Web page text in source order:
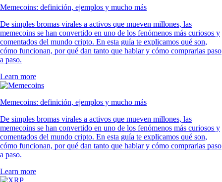
Memecoins: definición, ejemplos y mucho más
De simples bromas virales a activos que mueven millones, las
memecoins se han convertido en uno de los fenómenos más curiosos y
comentados del mundo cripto. En esta guía te explicamos qué son,
cómo funcionan, por qué dan tanto que hablar y cómo comprarlas paso
a paso.
Learn more
Memecoins: definición, ejemplos y mucho más
De simples bromas virales a activos que mueven millones, las
memecoins se han convertido en uno de los fenómenos más curiosos y
comentados del mundo cripto. En esta guía te explicamos qué son,
cómo funcionan, por qué dan tanto que hablar y cómo comprarlas paso
a paso.
Learn more